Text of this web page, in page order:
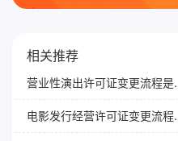
相关推荐
营业性
电影发行